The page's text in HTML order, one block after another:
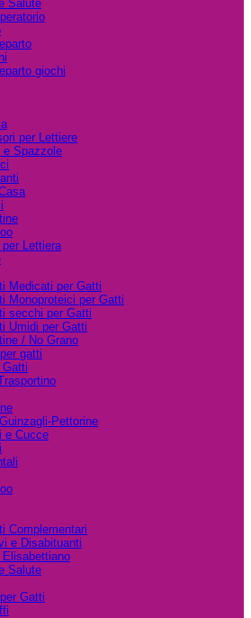
Salute
giochi
per Lettiere
e Spazzole
Lettiera
Medicati per Gatti
Monoproteici per Gatti
secchi per Gatti
Umidi per Gatti
/ No Grano
gatti
Pettorine
e Cucce
Complementari
e Disabituanti
Elisabettiano
Salute
Gatti